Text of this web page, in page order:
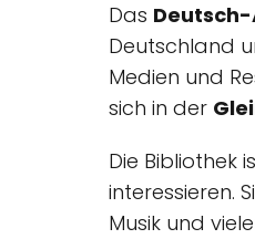
Das
Deutschland
Medien und
sich in der
Die Bibliothek
interessieren.
Musik und